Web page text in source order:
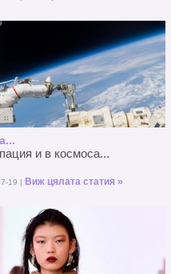
и в космоса...
19 | Виж цялата статия »